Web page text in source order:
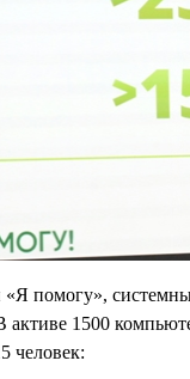
помогу»,
1500
человек: